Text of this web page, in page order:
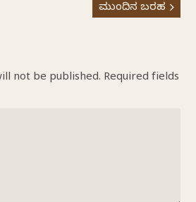
ಮುಂದಿನ ಬರಹ
not be published. Required fields